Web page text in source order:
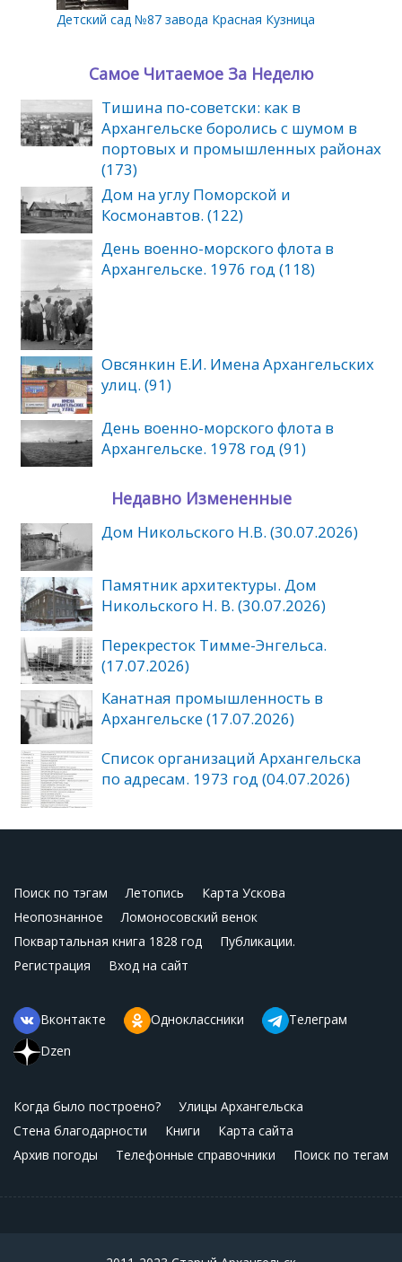
Детский сад №87 завода Красная Кузница
Самое Читаемое За Неделю
Тишина по‑советски: как в
Архангельске боролись с шумом в
портовых и промышленных районах
(173)
Дом на углу Поморской и
Космонавтов. (122)
День военно-морского флота в
Архангельске. 1976 год (118)
Овсянкин Е.И. Имена Архангельских
улиц. (91)
День военно-морского флота в
Архангельске. 1978 год (91)
Недавно Измененные
Дом Никольского Н.В. (30.07.2026)
Памятник архитектуры. Дом
Никольского Н. В. (30.07.2026)
Перекресток Тимме-Энгельса.
(17.07.2026)
Канатная промышленность в
Архангельске (17.07.2026)
Список организаций Архангельска
по адресам. 1973 год (04.07.2026)
Поиск по тэгам Летопись
Карта Ускова
Неопознанное
Ломоносовский венок
Поквартальная книга 1828 год
Публикации.
Регистрация
Вход на сайт
Вконтакте Одноклассники
Телеграм
Dzen
Когда было построено?
Улицы Архангельска
Стена благодарности
Книги
Карта сайта
Архив погоды
Телефонные справочники Поиск по тегам